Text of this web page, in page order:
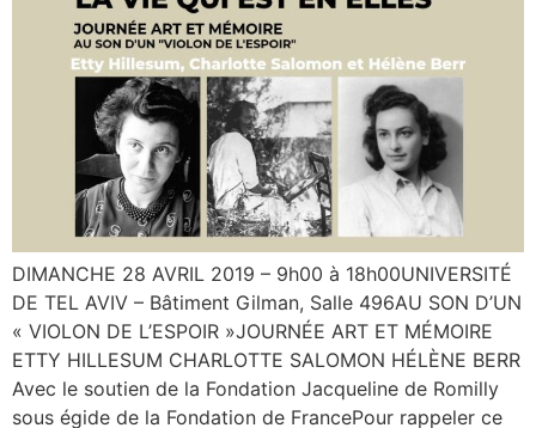
DIMANCHE 28 AVRIL 2019 – 9h00 à 18h00UNIVERSITÉ
DE TEL AVIV – Bâtiment Gilman, Salle 496AU SON D’UN
« VIOLON DE L’ESPOIR »JOURNÉE ART ET MÉMOIRE
ETTY HILLESUM CHARLOTTE SALOMON HÉLÈNE BERR
Avec le soutien de la Fondation Jacqueline de Romilly
sous égide de la Fondation de FrancePour rappeler ce